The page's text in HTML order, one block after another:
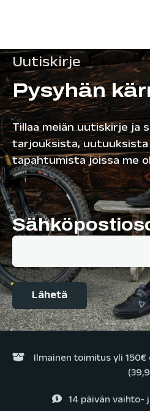
Uutiskirje
Pysyhän
Tillaa meiän uutiskirje ja
tarjouksista, uutuuksista
tapahtumista joissa me
Ilmainen toimitus yli
14 päivän vaihto-